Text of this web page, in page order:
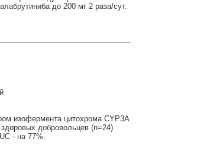
до 200 мг 2 раза/сут.
изофермента цитохрома CYP3A
добровольцев (n=24)
- на 77%.